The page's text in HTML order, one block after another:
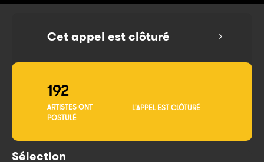
Cet appel est clôturé
192
ARTISTES ONT
POSTULÉ
L'APPEL EST CLÔTURÉ
Sélection